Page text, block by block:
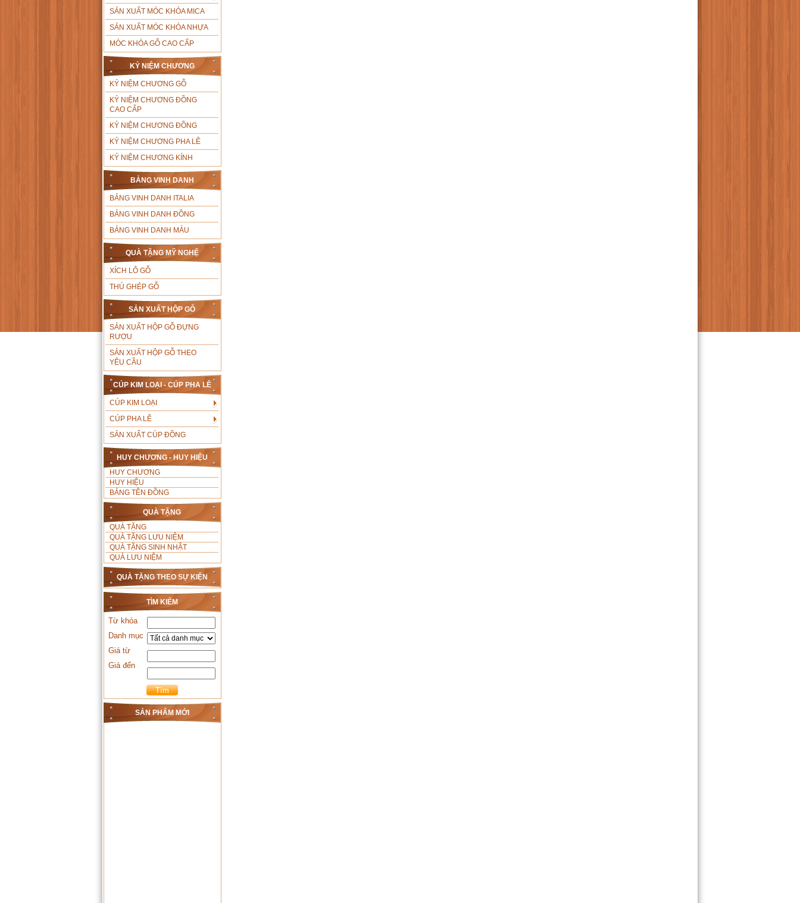
SẢN XUẤT MÓC KHÓA MICA
SẢN XUẤT MÓC KHÓA NHỰA
MÓC KHÓA GỖ CAO CẤP
KỶ NIỆM CHƯƠNG
KỶ NIỆM CHƯƠNG GỖ
KỶ NIỆM CHƯƠNG ĐỒNG
CAO CẤP
KỶ NIỆM CHƯƠNG ĐỒNG
KỶ NIỆM CHƯƠNG PHA LÊ
KỶ NIỆM CHƯƠNG KÍNH
BẢNG VINH DANH
BẢNG VINH DANH ITALIA
BẢNG VINH DANH ĐỒNG
BẢNG VINH DANH MÀU
QUÀ TẶNG MỸ NGHỆ
XÍCH LÔ GỖ
THÚ GHÉP GỖ
SẢN XUẤT HỘP GỖ
SẢN XUẤT HỘP GỖ ĐỰNG
RƯỢU
SẢN XUẤT HỘP GỖ THEO
YÊU CẦU
CÚP KIM LOẠI - CÚP PHA LÊ
CÚP KIM LOẠI
CÚP PHA LÊ
SẢN XUẤT CÚP ĐỒNG
HUY CHƯƠNG - HUY HIỆU
HUY CHƯƠNG
HUY HIỆU
BẢNG TÊN ĐỒNG
QUÀ TẶNG
QUÀ TẶNG
QUÀ TẶNG LƯU NIỆM
QUÀ TẶNG SINH NHẬT
QUÀ LƯU NIỆM
QUÀ TẶNG THEO SỰ KIỆN
TÌM KIẾM
Từ khóa
Danh mục
Giá từ
Giá đến
SẢN PHẨM MỚI